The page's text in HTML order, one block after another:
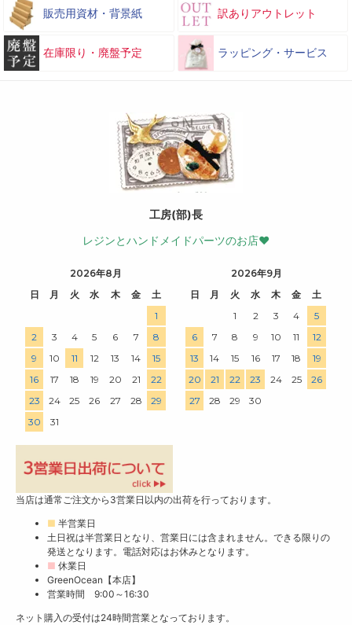
販売用資材・背景紙 訳ありアウトレット
在庫限り・廃盤予定 ラッピング・サービス
工房(部)長
レジンとハンドメイドパーツのお店♥
2026年8月
日
月 火 水 木 金
土
1
2
3 4 5 6 7
8
9
10 11 12 13 14
15
16
17 18 19 20 21
22
23
24 25 26 27 28
29
30
31
2026年9月
日
月 火 水 木 金
土
1
2 3 4
5
6
7 8 9 10 11
12
13
14 15 16 17 18
19
20
21 22 23 24 25
26
27
28 29 30
当店は通常ご注文から3営業日以内の出荷を行っております。
■ 半営業日
土日祝は半営業日となり、営業日には含まれません。できる限りの
発送となります。電話対応はお休みとなります。
■ 休業日
GreenOcean【本店】
営業時間 9:00～16:30
ネット購入の受付は24時間営業となっております。